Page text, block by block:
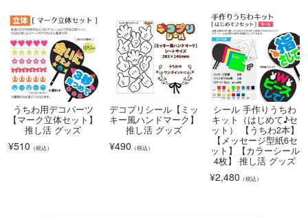
うちわ用デコパーツ
【マーク立体セット】
推し活 グッズ
¥510 （税込）
デコプリシール【ミッ
キー風ハンドマーク】
推し活 グッズ
¥490 （税込）
シール 手作りうちわ
キット（はじめて♪セ
ット） 【うちわ2本】
【メッセージ型紙6セ
ット】【カラーシール
4枚】 推し活 グッズ
¥2,480 （税込）